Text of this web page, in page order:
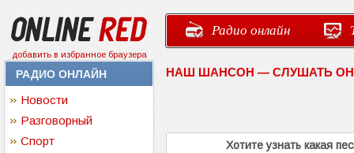
добавить в избранное браузера
Радио онлайн
РАДИО ОНЛАЙН
Новости
Разговорный
Спорт
НАШ ШАНСОН — СЛУШАТЬ
Хотите узнать какая